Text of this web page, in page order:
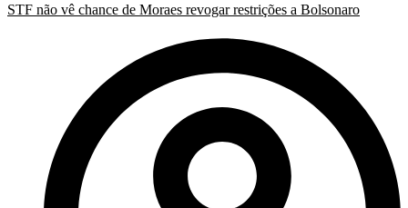
STF não vê chance de Moraes revogar restrições a Bolsonaro